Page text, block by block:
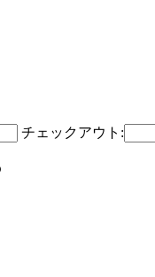
チェックアウト: